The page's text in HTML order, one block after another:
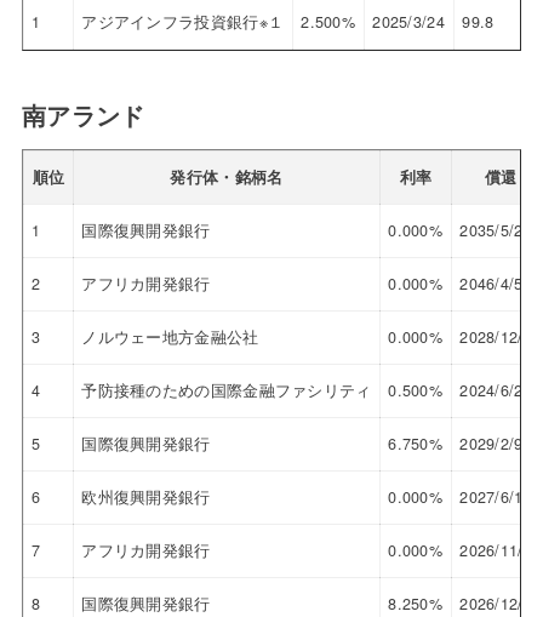
1 アジアインフラ投資銀行※１ 2.500% 2025/3/24 99.8
南アランド
順位 発行体・銘柄名 利率 償還
1 国際復興開発銀行 0.000% 2035/5/29
2 アフリカ開発銀行 0.000% 2046/4/5
3 ノルウェー地方金融公社 0.000% 2028/12/22
4 予防接種のための国際金融ファシリティ 0.500% 2024/6/24
5 国際復興開発銀行 6.750% 2029/2/9
6 欧州復興開発銀行 0.000% 2027/6/17
7 アフリカ開発銀行 0.000% 2026/11/27
8 国際復興開発銀行 8.250% 2026/12/21